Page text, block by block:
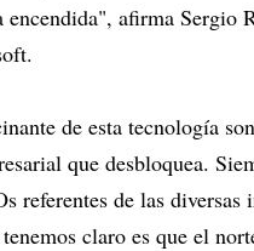
encendida", afirma Sergio
de esta tecnología
que desbloquea.
referentes de las diversas
claro es que el